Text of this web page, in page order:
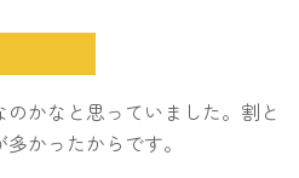
かなと思っていました。割と
かったからです。